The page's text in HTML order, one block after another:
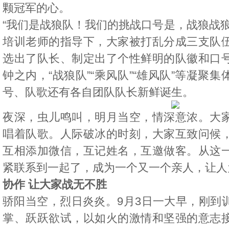
颗冠军的心。
“我们是战狼队！我们的挑战口号是，战狼
培训老师的指导下，大家被打乱分成三支队
选出了队长、制定出了个性鲜明的队徽和口
钟之内，“战狼队”“乘风队”“雄风队”等凝聚
号、队歌还有各自团队队长新鲜诞生。
夜深，虫儿鸣叫，明月当空，情深意浓。大
唱着队歌。人际破冰的时刻，大家互致问候
互相添加微信，互记姓名，互邀做客。从这
紧联系到一起了，成为一个又一个亲人，让
协作 让大家战无不胜
骄阳当空，烈日炎炎。9月3日一大早，刚到
掌、跃跃欲试，以如火的激情和坚强的意志